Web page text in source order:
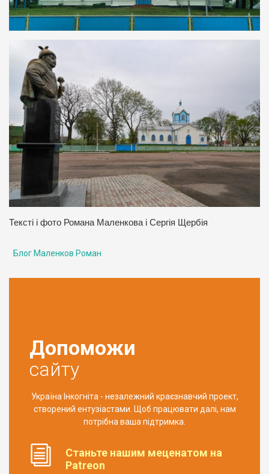
Тексті і фото Романа Маленкова і Сергія Щербія
Блог Маленков Роман
Допоможи
сайту
Україна Інкогніта - незалежний краєзнавчий проект,
створений ентузіастами. Щоб працювати далі, нам
потрібна ваша підтримка.
Станьте нашим меценатом на
Patreon